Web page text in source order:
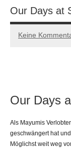
Our Days at
03/12/2022
Tups
Keine
Our Days
Als Mayumis
geschwängert hat
Möglichst weit weg